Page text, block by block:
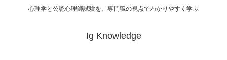
心理学と公認心理師試験を、専門職の視点でわかりやすく学ぶ
Ig Knowledge